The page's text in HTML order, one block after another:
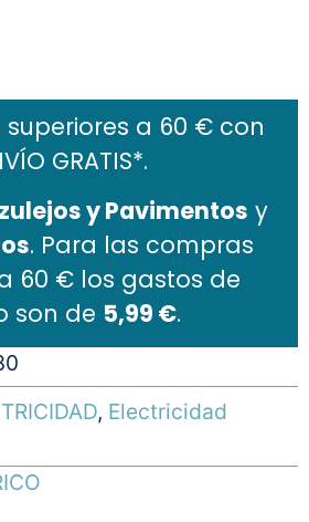
superiores a 60 € con
GRATIS*.
y Pavimentos y
. Para las compras
60 € los gastos de
son de 5,99 €.
, Electricidad